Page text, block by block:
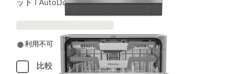
ット I AutoDos I Miele@home
利用不可
比較